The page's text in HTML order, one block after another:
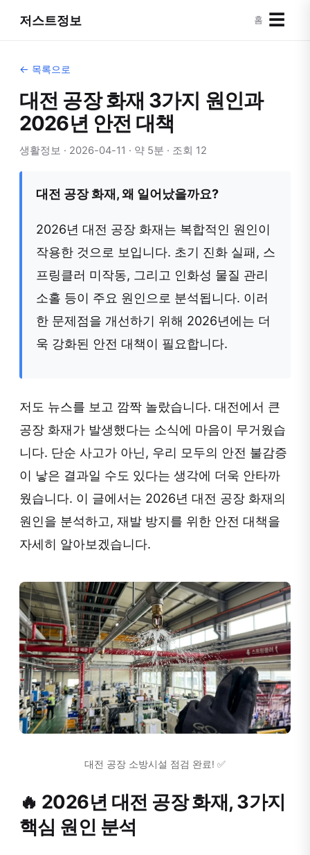
저스트정보 홈 ☰
← 목록으로
대전 공장 화재 3가지 원인과
2026년 안전 대책
생활정보 · 2026-04-11 · 약 5분 · 조회 12
대전 공장 화재, 왜 일어났을까요?
2026년 대전 공장 화재는 복합적인 원인이
작용한 것으로 보입니다. 초기 진화 실패, 스
프링클러 미작동, 그리고 인화성 물질 관리
소홀 등이 주요 원인으로 분석됩니다. 이러
한 문제점을 개선하기 위해 2026년에는 더
욱 강화된 안전 대책이 필요합니다.
저도 뉴스를 보고 깜짝 놀랐습니다. 대전에서 큰
공장 화재가 발생했다는 소식에 마음이 무거웠습
니다. 단순 사고가 아닌, 우리 모두의 안전 불감증
이 낳은 결과일 수도 있다는 생각에 더욱 안타까
웠습니다. 이 글에서는 2026년 대전 공장 화재의
원인을 분석하고, 재발 방지를 위한 안전 대책을
자세히 알아보겠습니다.
대전 공장 소방시설 점검 완료! ✅
🔥 2026년 대전 공장 화재, 3가지
핵심 원인 분석